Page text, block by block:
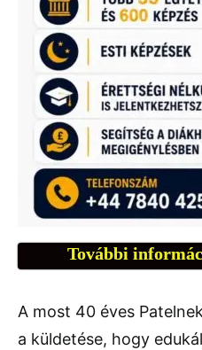
További
A most 40 éves
a küldetése, hogy